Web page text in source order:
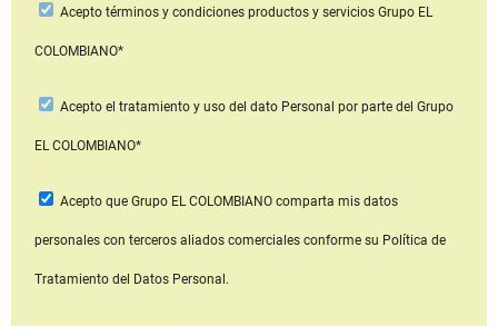
Aceptotérminos y condiciones productos y serviciosGrupo EL
COLOMBIANO*
Acepto el tratamiento y uso del dato Personal por parte del Grupo
EL COLOMBIANO*
Acepto que Grupo EL COLOMBIANOcomparta mis datos
personales con terceros aliados comerciales conforme su Política de
Tratamiento del Datos Personal.